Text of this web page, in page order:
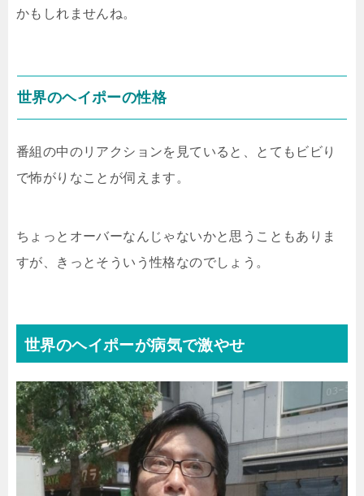
かもしれませんね。
世界のヘイポーの性格
番組の中のリアクションを見ていると、とてもビビり
で怖がりなことが伺えます。
ちょっとオーバーなんじゃないかと思うこともありま
すが、きっとそういう性格なのでしょう。
世界のヘイポーが病気で激やせ